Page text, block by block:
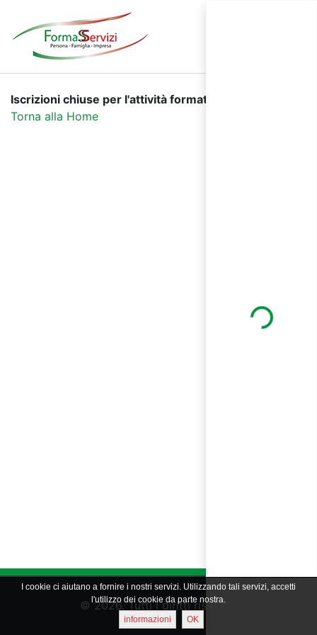
Iscrizioni chiuse per l'attività formativa selezionata.
Torna alla Home
Loading...
© 2026. Tutti i diritti riservati
I cookie ci aiutano a fornire i nostri servizi. Utilizzando tali servizi, accetti
l'utilizzo dei cookie da parte nostra.
informazioni
OK